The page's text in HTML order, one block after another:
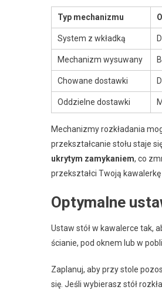
Typ mechanizmu
System z wkładką
Mechanizm wysuwany
Chowane dostawki
Oddzielne dostawki
Mechanizmy rozkładania
przekształcanie stołu staje
ukrytym zamykaniem, co
przekształci Twoją
Optymalne
Ustaw stół w kawalerce tak,
ścianie, pod oknem lub w
Zaplanuj, aby przy stole
się. Jeśli wybierasz stół